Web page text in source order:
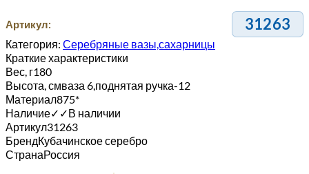
Артикул: 31263
Категория: Серебряные вазы,сахарницы
Краткие характеристики
Вес, г180
Высота, смваза 6,поднятая ручка-12
Материал875*
Наличие✓ ✓В наличии
Артикул31263
БрендКубачинское серебро
СтранаРоссия